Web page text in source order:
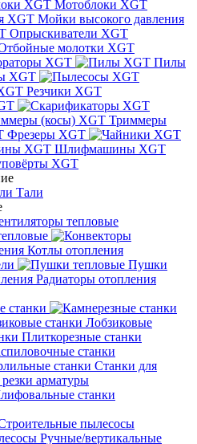
Мотоблоки XGT
Мойки высокого давления
Опрыскиватели XGT
молотки XGT
XGT
Пилы
XGT
Резчики XGT
Триммеры
Фрезеры XGT
Шлифмашины XGT
XGT
Тали
тепловые
Котлы отопления
Пушки
Радиаторы отопления
станки
Лобзиковые
Плиткорезные станки
станки
станки Станки для
арматуры
станки
пылесосы
Ручные/вертикальные